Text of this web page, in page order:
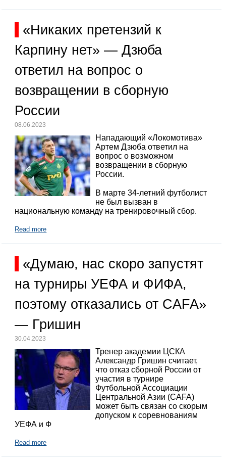
«Никаких претензий к
Карпину нет» — Дзюба
ответил на вопрос о
возвращении в сборную
России
08.06.2023
Нападающий «Локомотива»
Артем Дзюба ответил на
вопрос о возможном
возвращении в сборную
России.
В марте 34-летний футболист
не был вызван в
национальную команду на тренировочный сбор.
Read more
«Думаю, нас скоро запустят
на турниры УЕФА и ФИФА,
поэтому отказались от CAFA»
— Гришин
30.04.2023
Тренер академии ЦСКА
Александр Гришин считает,
что отказ сборной России от
участия в турнире
Футбольной Ассоциации
Центральной Азии (CAFA)
может быть связан со скорым
допуском к соревнованиям
УЕФА и Ф
Read more